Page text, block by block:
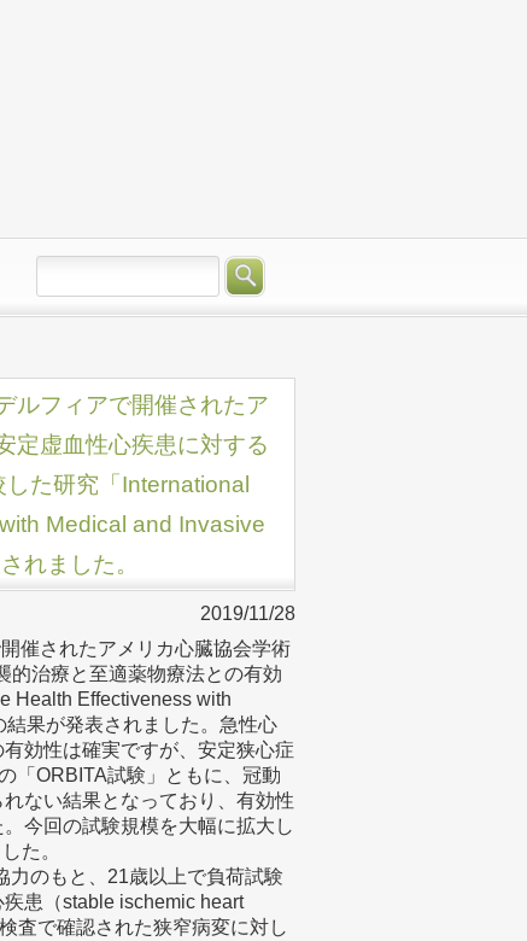
ルフィアで開催されたア
定虚血性心疾患に対する
た研究「International
Medical and Invasive
れました。
2019/11/28
催されたアメリカ心臓協会学術
的治療と至適薬物療法との有効
Health Effectiveness with
果が発表されました。急性心
効性は確実ですが、安定狭心症
「ORBITA試験」ともに、冠動
ない結果となっており、有効性
今回の試験規模を大幅に拡大し
た。
のもと、21歳以上で負荷試験
患（stable ischemic heart
査で確認された狭窄病変に対し